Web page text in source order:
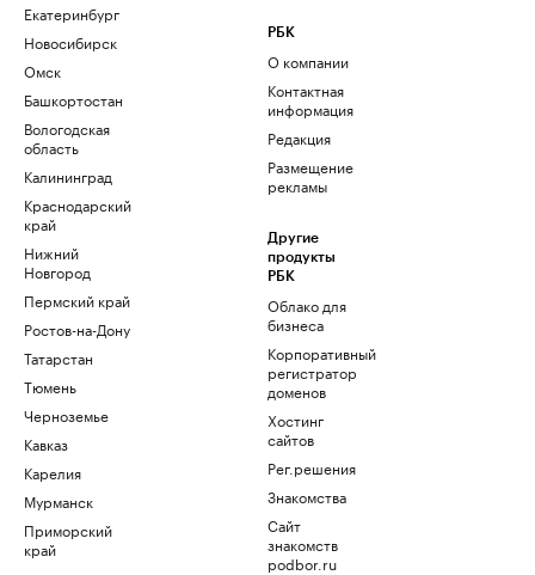
Екатеринбург
Новосибирск
Омск
Башкортостан
Вологодская
область
Калининград
Краснодарский
край
Нижний
Новгород
Пермский край
Ростов-на-Дону
Татарстан
Тюмень
Черноземье
Кавказ
Карелия
Мурманск
Приморский
край
РБК
О компании
Контактная
информация
Редакция
Размещение
рекламы
Другие
продукты
РБК
Облако для
бизнеса
Корпоративный
регистратор
доменов
Хостинг
сайтов
Рег.решения
Знакомства
Сайт
знакомств
podbor.ru